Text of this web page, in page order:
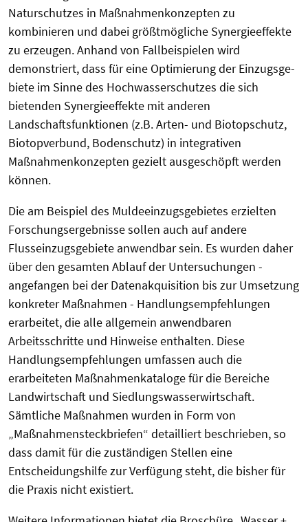
Naturschutzes in Maßnahmenkonzepten zu
kombinieren und dabei größtmögliche Synergieeffekte
zu erzeugen. Anhand von Fallbeispielen wird
demonstriert, dass für eine Opti­­mier­ung der Einzugs­ge­
biete im Sinne des Hochwas­ser­­­schutzes die sich
bietenden Synergieeffekte mit anderen
Landschaftsfunktionen (z.B. Arten- und Biotopschutz,
Biotopverbund, Boden­schutz) in integrativen
Maßnahmenkonzepten gezielt ausgeschöpft werden
können.
Die am Beispiel des Muldeeinzugsgebietes erzielten
Forschungsergebnisse sollen auch auf andere
Flusseinzugsgebiete anwendbar sein. Es wurden daher
über den gesamten Ablauf der Untersuchungen -
angefangen bei der Datenakquisition bis zur Umsetzung
konkreter Maßnahmen - Handlungsempfehlungen
erarbeitet, die alle allgemein anwendbaren
Arbeitsschritte und Hinweise enthalten. Diese
Handlungsempfehlungen umfassen auch die
erarbeiteten Maßnahmenkataloge für die Bereiche
Landwirtschaft und Siedlungswasserwirtschaft.
Sämtliche Maßnahmen wurden in Form von
„Maßnahmensteckbriefen“ detailliert beschrieben, so
dass damit für die zuständigen Stellen eine
Entscheidungshilfe zur Verfügung steht, die bisher für
die Praxis nicht existiert.